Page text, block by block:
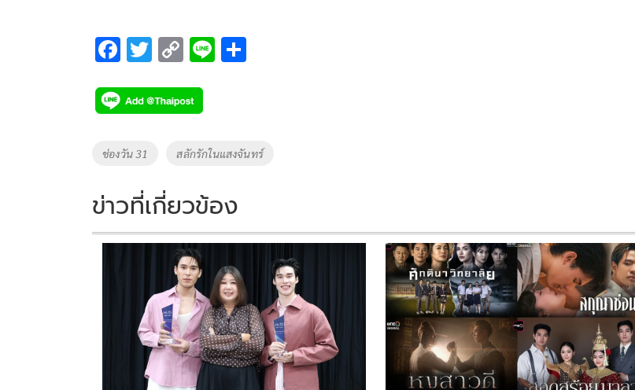
F
e
b
o
k
T
tt
er
C
p
y
Li
k
Li
Tags
ช่องวัน 31 สลักรักในแสงจันทร์
ข่าวที่เกี่ยวข้อง